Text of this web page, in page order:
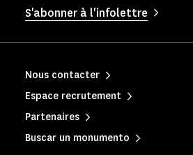
S'abonner à l'infolettre
Nous contacter
Espace recrutement
Partenaires
Buscar un monumento